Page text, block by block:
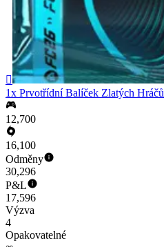

1x Prvotřídní Balíček Zlatých Hráčů
12,700
16,100
Odměny
30,296
P&L
17,596
Výzva
4
Opakovatelné